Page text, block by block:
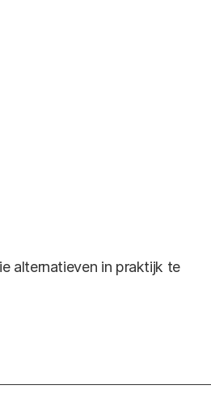
diverse alternatieven voor
en aan welke voorwaarden
alternatieven in praktijk te